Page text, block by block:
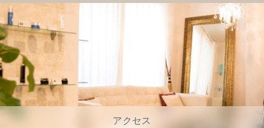
アクセス